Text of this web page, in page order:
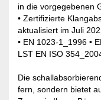
in die vorgegebenen
• Zertifizierte
aktualisiert im Juli
• EN 1023-1_1996 •
LST EN ISO
Die
fern, sondern bietet